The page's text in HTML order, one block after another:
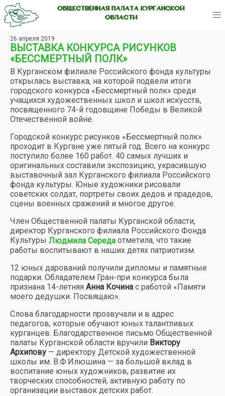
ОБЩЕСТВЕННАЯ ПАЛАТА КУРГАНСКОЙ
ОБЛАСТИ
26 апреля 2019
ВЫСТАВКА КОНКУРСА РИСУНКОВ
«БЕССМЕРТНЫЙ ПОЛК»
В Курганском филиале Российского фонда культуры
открылась выставка, на которой подвели итоги
городского конкурса «Бессмертный полк» среди
учащихся художественных школ и школ искусств,
посвященного 74-й годовщине Победы в Великой
Отечественной войне.
Городской конкурс рисунков «Бессмертный полк»
проходит в Кургане уже пятый год. Всего на конкурс
поступило более 160 работ. 40 самых лучших и
оригинальных составили экспозицию, украсившую
выставочный зал Курганского филиала Российского
фонда культуры. Юные художники рисовали
советских солдат, портреты своих дедов и прадедов,
сцены военных сражений и многое другое.
Член Общественной палаты Курганской области,
директор Курганского филиала Российского Фонда
Культуры Людмила Середа отметила, что такие
работы воспитывают в наших детях патриотизм.
12 юных дарований получили дипломы и памятные
подарки. Обладателем Гран-при конкурса была
признана 14-летняя Анна Кочина с работой «Памяти
моего дедушки. Посвящаю».
Слова благодарности прозвучали и в адрес
педагогов, которые обучают юных талантливых
курганцев. Благодарственное письмо Общественной
палаты Курганской области вручили Виктору
Архипову — директору Детской художественной
школы им. В.Ф.Илюшина — за большой вклад в
воспитание юных художников, развитие их
творческих способностей, активную работу по
организации выставок детских работ.